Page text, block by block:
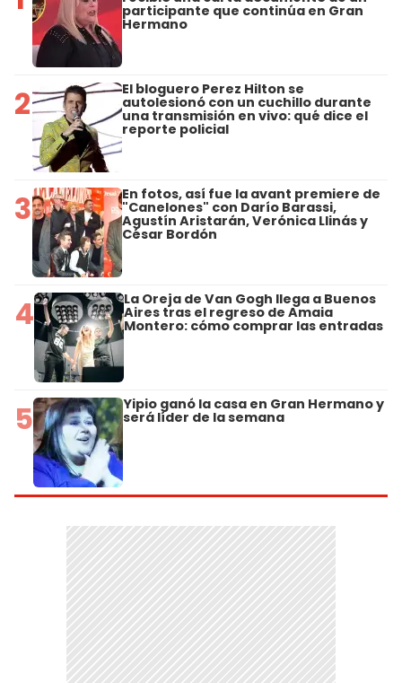
participante que continúa en Gran
Hermano
2 El bloguero Perez Hilton se
autolesionó con un cuchillo durante
una transmisión en vivo: qué dice el
reporte policial
3 En fotos, así fue la avant premiere de
"Canelones" con Darío Barassi,
Agustín Aristarán, Verónica Llinás y
César Bordón
4 La Oreja de Van Gogh llega a Buenos
Aires tras el regreso de Amaia
Montero: cómo comprar las entradas
5 Yipio ganó la casa en Gran Hermano y
será líder de la semana